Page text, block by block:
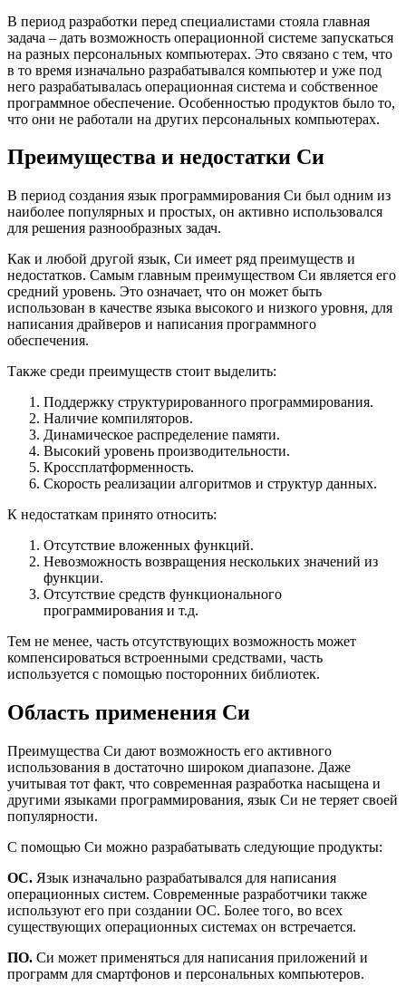
В период разработки перед специалистами стояла главная
задача – дать возможность операционной системе запускаться
на разных персональных компьютерах. Это связано с тем, что
в то время изначально разрабатывался компьютер и уже под
него разрабатывалась операционная система и собственное
программное обеспечение. Особенностью продуктов было то,
что они не работали на других персональных компьютерах.
Преимущества и недостатки Си
В период создания язык программирования Си был одним из
наиболее популярных и простых, он активно использовался
для решения разнообразных задач.
Как и любой другой язык, Си имеет ряд преимуществ и
недостатков. Самым главным преимуществом Си является его
средний уровень. Это означает, что он может быть
использован в качестве языка высокого и низкого уровня, для
написания драйверов и написания программного
обеспечения.
Также среди преимуществ стоит выделить:
Поддержку структурированного программирования.
Наличие компиляторов.
Динамическое распределение памяти.
Высокий уровень производительности.
Кроссплатформенность.
Скорость реализации алгоритмов и структур данных.
К недостаткам принято относить:
Отсутствие вложенных функций.
Невозможность возвращения нескольких значений из
функции.
Отсутствие средств функционального
программирования и т.д.
Тем не менее, часть отсутствующих возможность может
компенсироваться встроенными средствами, часть
используется с помощью посторонних библиотек.
Область применения Си
Преимущества Си дают возможность его активного
использования в достаточно широком диапазоне. Даже
учитывая тот факт, что современная разработка насыщена и
другими языками программирования, язык Си не теряет своей
популярности.
С помощью Си можно разрабатывать следующие продукты:
ОС. Язык изначально разрабатывался для написания
операционных систем. Современные разработчики также
используют его при создании ОС. Более того, во всех
существующих операционных системах он встречается.
ПО. Си может применяться для написания приложений и
программ для смартфонов и персональных компьютеров.